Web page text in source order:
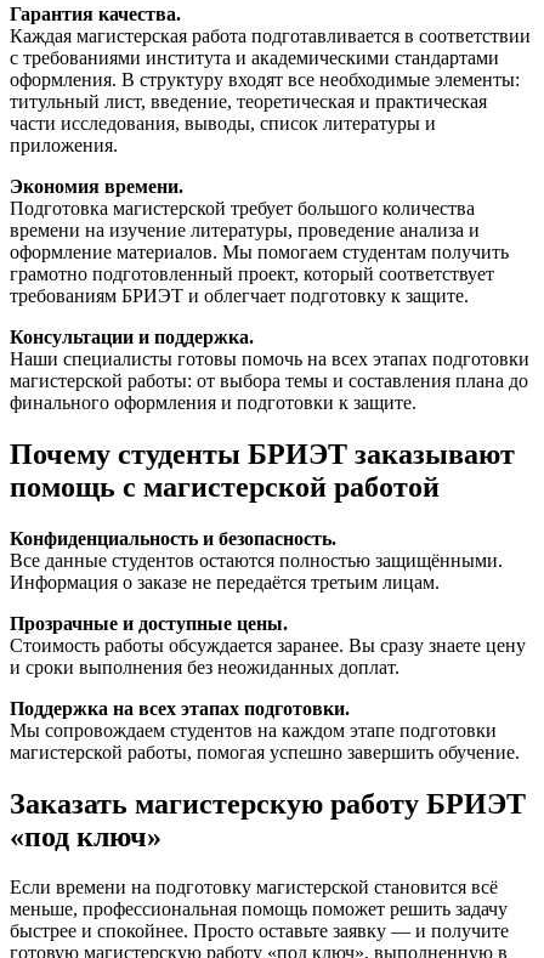
Гарантия качества.
Каждая магистерская работа подготавливается в соответствии
с требованиями института и академическими стандартами
оформления. В структуру входят все необходимые элементы:
титульный лист, введение, теоретическая и практическая
части исследования, выводы, список литературы и
приложения.
Экономия времени.
Подготовка магистерской требует большого количества
времени на изучение литературы, проведение анализа и
оформление материалов. Мы помогаем студентам получить
грамотно подготовленный проект, который соответствует
требованиям БРИЭТ и облегчает подготовку к защите.
Консультации и поддержка.
Наши специалисты готовы помочь на всех этапах подготовки
магистерской работы: от выбора темы и составления плана до
финального оформления и подготовки к защите.
Почему студенты БРИЭТ заказывают
помощь с магистерской работой
Конфиденциальность и безопасность.
Все данные студентов остаются полностью защищёнными.
Информация о заказе не передаётся третьим лицам.
Прозрачные и доступные цены.
Стоимость работы обсуждается заранее. Вы сразу знаете цену
и сроки выполнения без неожиданных доплат.
Поддержка на всех этапах подготовки.
Мы сопровождаем студентов на каждом этапе подготовки
магистерской работы, помогая успешно завершить обучение.
Заказать магистерскую работу БРИЭТ
«под ключ»
Если времени на подготовку магистерской становится всё
меньше, профессиональная помощь поможет решить задачу
быстрее и спокойнее. Просто оставьте заявку — и получите
готовую магистерскую работу «под ключ», выполненную в